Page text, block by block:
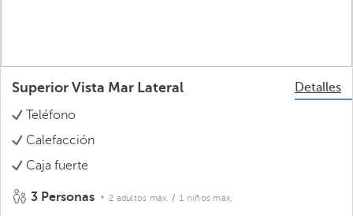
Superior Vista Mar Lateral
Detalles
Teléfono
Calefacción
Caja fuerte
3 Personas 2 adultos máx. / 1 niños máx.